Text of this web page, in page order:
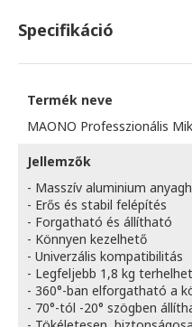
Specifikáció
Termék neve
MAONO Professzionális
Jellemzők
- Masszív aluminium
- Erős és stabil felépítés
- Forgatható és állítható
- Könnyen kezelhető
- Univerzális kompatibilitás
- Legfeljebb 1,8 kg
- 360°-ban elforgatható a
- 70°-tól -20° szögben